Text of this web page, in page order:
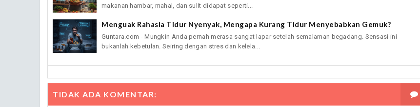
makanan hambar, mahal, dan sulit didapat seperti...
Menguak Rahasia Tidur Nyenyak, Mengapa Kurang Tidur Menyebabkan Gemuk?
Guntara.com - Mungkin Anda pernah merasa sangat lapar setelah semalaman begadang. Sensasi ini
bukanlah kebetulan. Seiring dengan stres dan kelela...
TIDAK ADA KOMENTAR: